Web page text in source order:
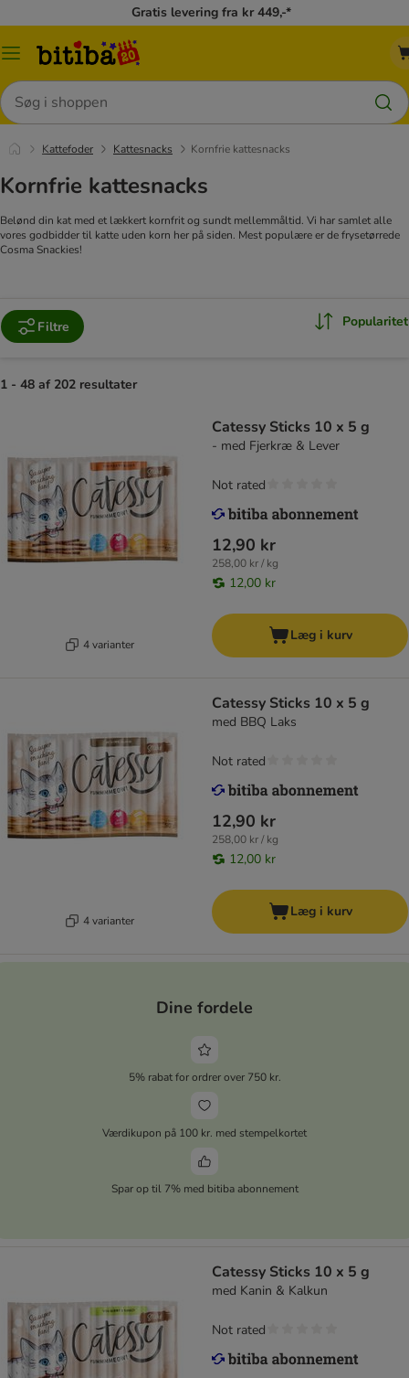
Gratis levering fra kr 449,-*
Menu
Søg
Kattefoder Kattesnacks Kornfrie kattesnacks
Kornfrie kattesnacks
Belønd din kat med et lækkert kornfrit og sundt mellemmåltid. Vi har samlet alle
vores godbidder til katte uden korn her på siden. Mest populære er de frysetørrede
Cosma Snackies!
Filtre Popularitet
1 - 48 af 202 resultater
4 varianter
Catessy Sticks 10 x 5 g
- med Fjerkræ & Lever
12,90 kr
258,00 kr / kg
12,00 kr
Not rated
Læg i kurv
4 varianter
Catessy Sticks 10 x 5 g
med BBQ Laks
12,90 kr
258,00 kr / kg
12,00 kr
Not rated
Læg i kurv
Dine fordele
5% rabat for ordrer over 750 kr.
Værdikupon på 100 kr. med stempelkortet
Spar op til 7% med bitiba abonnement
Catessy Sticks 10 x 5 g
med Kanin & Kalkun
Not rated